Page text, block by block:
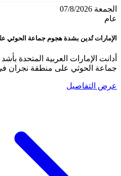
الجمعة 07/8/2026
عام
الإمارات تُدين بشدة هجوم جماعة الحوثي
أدانت الإمارات العربية المتحدة
جماعة الحوثي على منطقة نجران في
عرض التفاصيل